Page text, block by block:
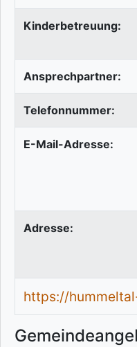
Kinderbetreuung:
Ansprechpartner:
Telefonnummer:
E-Mail-Adresse:
Adresse:
https://